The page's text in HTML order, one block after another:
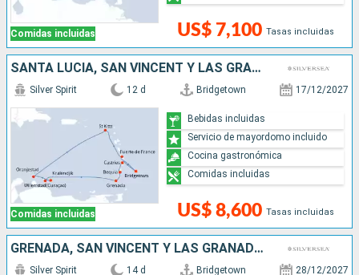
Comidas incluidas US$ 7,100 Tasas incluidas
SANTA LUCIA, SAN VINCENT Y LAS GRANADINAS, GRENADA, ARUBA, ANTIGUA Y BARBUDA, BARBADOS
Comidas incluidas
Silver Spirit 12 d Bridgetown 17/12/2027
US$ 8,600 Tasas incluidas
Bebidas incluidas
Servicio de mayordomo incluido
Cocina gastronómica
Comidas incluidas
GRENADA, SAN VINCENT Y LAS GRANADINAS, SANTA LUCIA, ARUBA, FRANCIA, ANTIGUA Y BARBUDA, BARBADOS
Silver Spirit 14 d Bridgetown 28/12/2027